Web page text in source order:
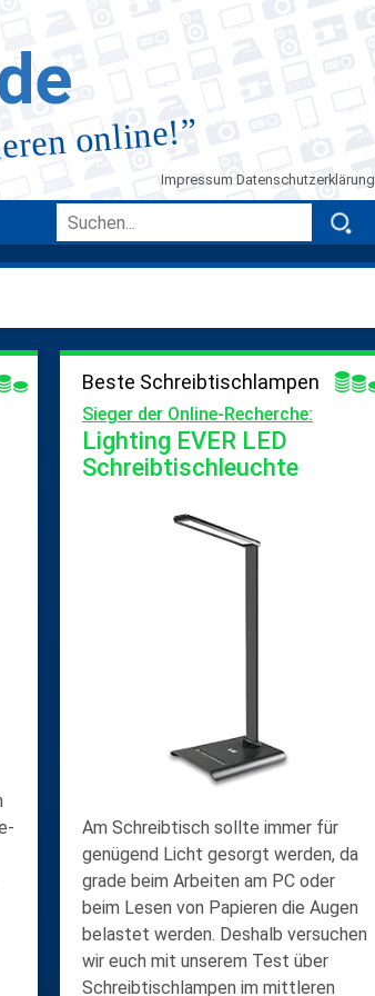
online!”
Datenschutzerklärung
Impressum
Beste Schreibtischlampen
Sieger der Online-Recherche:
Lighting EVER LED
Schreibtischleuchte
Am Schreibtisch sollte immer für
genügend Licht gesorgt werden, da
grade beim Arbeiten am PC oder
beim Lesen von Papieren die Augen
belastet werden. Deshalb versuchen
wir euch mit unserem Test über
Schreibtischlampen im mittleren